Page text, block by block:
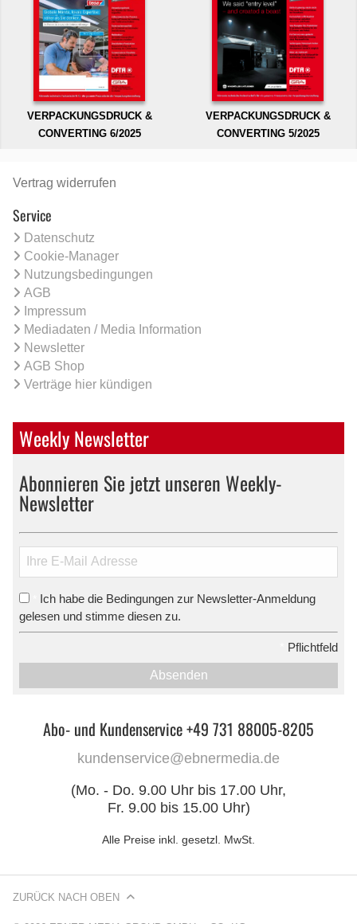
VERPACKUNGSDRUCK &
CONVERTING 6/2025
VERPACKUNGSDRUCK &
CONVERTING 5/2025
Vertrag widerrufen
Service
Datenschutz
Cookie-Manager
Nutzungsbedingungen
AGB
Impressum
Mediadaten / Media Information
Newsletter
AGB Shop
Verträge hier kündigen
Weekly Newsletter
Abonnieren Sie jetzt unseren Weekly-
Newsletter
Ich habe die Bedingungen zur Newsletter-Anmeldung
gelesen und stimme diesen zu.
Pflichtfeld
Absenden
Abo- und Kundenservice +49 731 88005-8205
kundenservice@ebnermedia.de
(Mo. - Do. 9.00 Uhr bis 17.00 Uhr,
Fr. 9.00 bis 15.00 Uhr)
Alle Preise inkl. gesetzl. MwSt.
ZURÜCK NACH OBEN